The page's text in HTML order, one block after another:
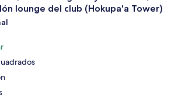
lounge del club (Hokupa'a Tower)